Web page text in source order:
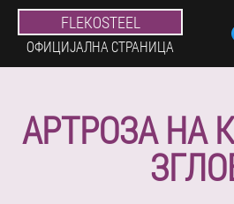
FLEKOSTEEL
ОФИЦИЈАЛНА СТРАНИЦА
АРТРОЗА НА